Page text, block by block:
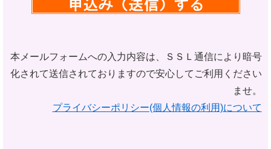
本メールフォームへの入力内容は、ＳＳＬ通信により暗号
化されて送信されておりますので安心してご利用ください
ませ。
プライバシーポリシー(個人情報の利用)について